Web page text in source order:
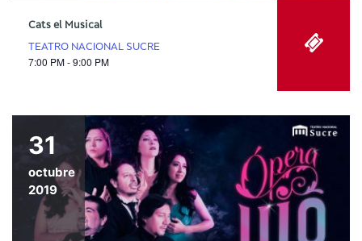
Cats el Musical
TEATRO NACIONAL SUCRE
7:00 PM - 9:00 PM
31
octubre
2019